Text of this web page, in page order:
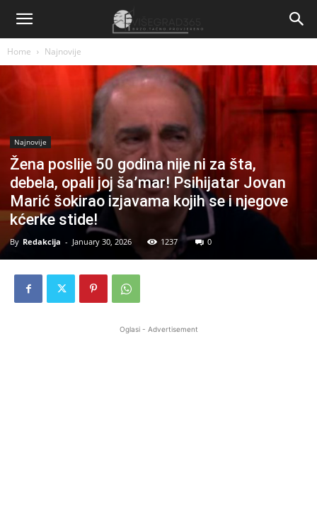
Home Najnovije
Najnovije
Žena poslije 50 godina nije ni za šta,
debela, opali joj ša’mar! Psihijatar Jovan
Marić šokirao izjavama kojih se i njegove
kćerke stide!
By Redakcija - January 30, 2026 1237 0
Oglasi - Advertisement